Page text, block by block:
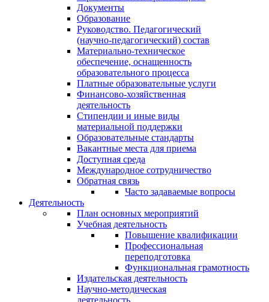
Документы
Образование
Руководство. Педагогический
(научно-педагогический) состав
Материально-техническое
обеспечение, оснащенность
образовательного процесса
Платные образовательные услуги
Финансово-хозяйственная
деятельность
Стипендии и иные виды
материальной поддержки
Образовательные стандарты
Вакантные места для приема
Доступная среда
Международное сотрудничество
Обратная связь
Часто задаваемые вопросы
Деятельность
План основных мероприятий
Учебная деятельность
Повышение квалификации
Профессиональная
переподготовка
Функциональная грамотность
Издательская деятельность
Научно-методическая
деятельность